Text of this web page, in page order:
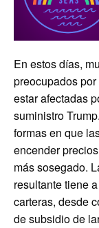
En estos días,
preocupados
estar afectadas
suministro
formas en que
encender
más sosegado.
resultante tiene
carteras, desde
de subsidio de